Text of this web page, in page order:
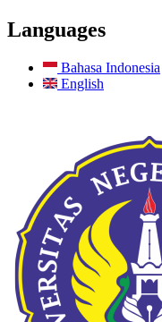
Languages
Bahasa Indonesia
English